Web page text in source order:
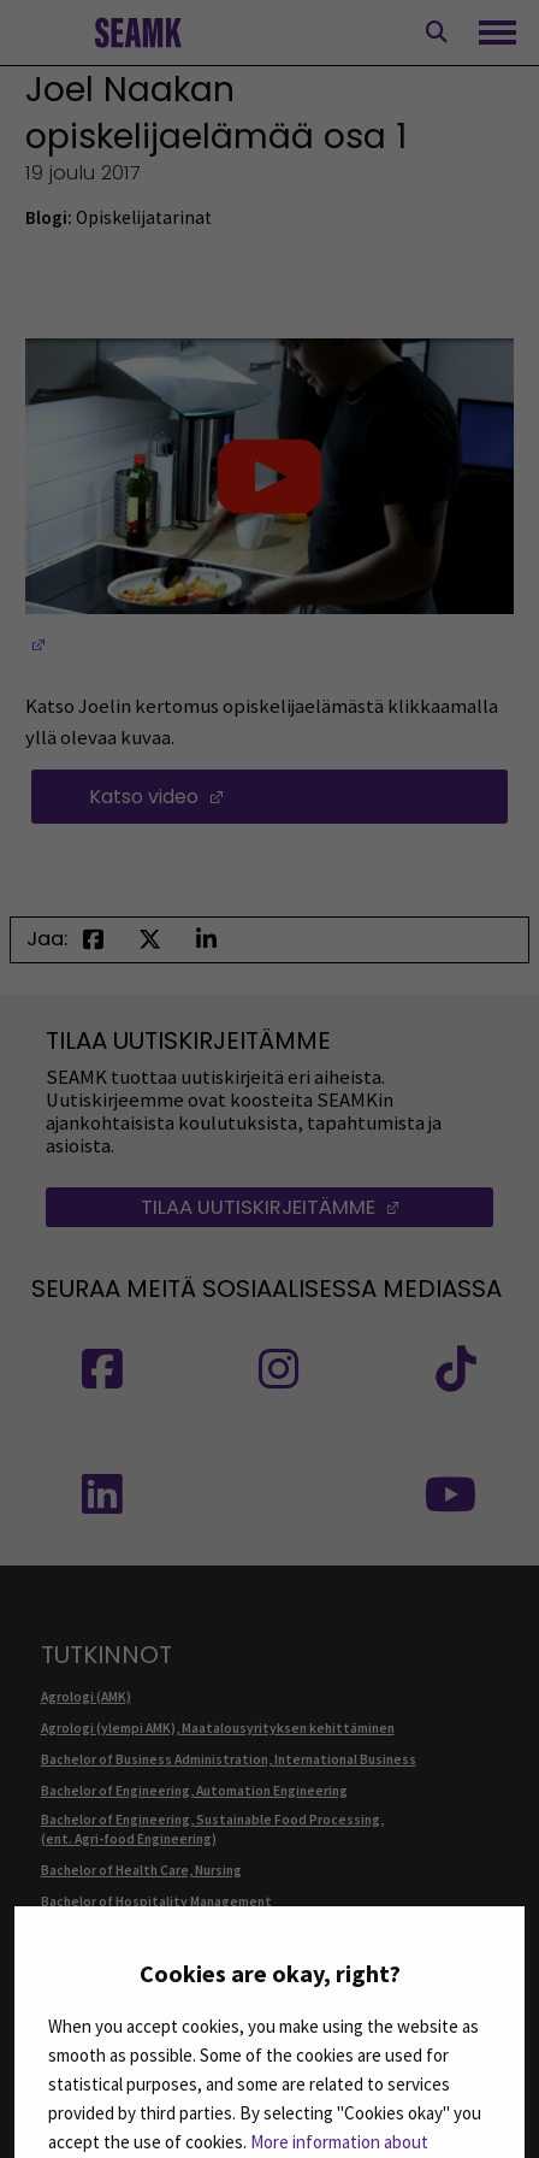
Cookies are okay, right?
When you accept cookies, you make using the website as
smooth as possible. Some of the cookies are used for
statistical purposes, and some are related to services
provided by third parties. By selecting "Cookies okay" you
accept the use of cookies. More information about
Joel Naakan
opiskelijaelämää osa 1
19 joulu 2017
Blogi: Opiskelijatarinat
Katso Joelin kertomus opiskelijaelämästä klikkaamalla
yllä olevaa kuvaa.
Katso video
Jaa:
TILAA UUTISKIRJEITÄMME
SEAMK tuottaa uutiskirjeitä eri aiheista.
Uutiskirjeemme ovat koosteita SEAMKin
ajankohtaisista koulutuksista, tapahtumista ja
asioista.
TILAA UUTISKIRJEITÄMME
SEURAA MEITÄ SOSIAALISESSA MEDIASSA
TUTKINNOT
Agrologi (AMK)
Agrologi (ylempi AMK), Maatalousyrityksen kehittäminen
Bachelor of Business Administration, International Business
Bachelor of Engineering, Automation Engineering
Bachelor of Engineering, Sustainable Food Processing,
(ent. Agri-food Engineering)
Bachelor of Health Care, Nursing
Bachelor of Hospitality Management
Insinööri (AMK), Bio- ja elintarviketekniikka
Insinööri (AMK), Konetekniikka,
kone- ja tuotantotekniikka tai auto- ja työkonetekniikka
Insinööri (AMK), Rakennustekniikka
Insinööri (AMK), Tietotekniikka